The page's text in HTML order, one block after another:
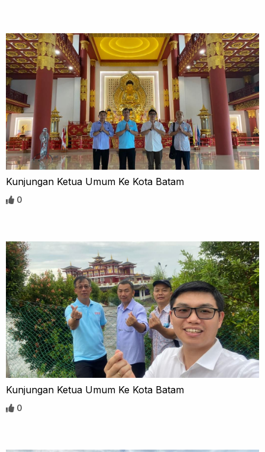
Kunjungan Ketua Umum Ke Kota Batam
0
Kunjungan Ketua Umum Ke Kota Batam
0